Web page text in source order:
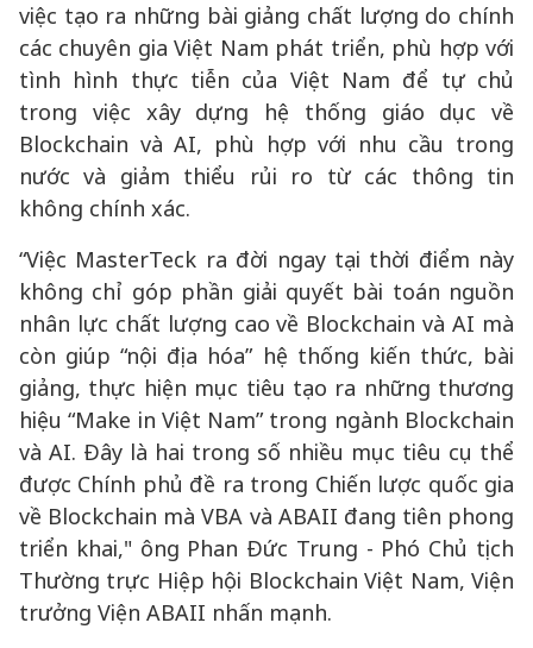
việc tạo ra những bài giảng chất lượng do chính
các chuyên gia Việt Nam phát triển, phù hợp với
tình hình thực tiễn của Việt Nam để tự chủ
trong việc xây dựng hệ thống giáo dục về
Blockchain và AI, phù hợp với nhu cầu trong
nước và giảm thiểu rủi ro từ các thông tin
không chính xác.
“Việc MasterTeck ra đời ngay tại thời điểm này
không chỉ góp phần giải quyết bài toán nguồn
nhân lực chất lượng cao về Blockchain và AI mà
còn giúp “nội địa hóa” hệ thống kiến thức, bài
giảng, thực hiện mục tiêu tạo ra những thương
hiệu “Make in Việt Nam” trong ngành Blockchain
và AI. Đây là hai trong số nhiều mục tiêu cụ thể
được Chính phủ đề ra trong Chiến lược quốc gia
về Blockchain mà VBA và ABAII đang tiên phong
triển khai," ông Phan Đức Trung - Phó Chủ tịch
Thường trực Hiệp hội Blockchain Việt Nam, Viện
trưởng Viện ABAII nhấn mạnh.